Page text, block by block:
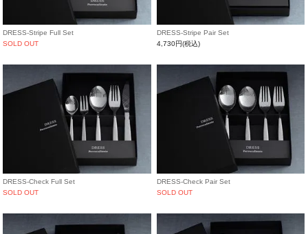
DRESS-Stripe Full Set
SOLD OUT
DRESS-Stripe Pair Set
4,730円(税込)
DRESS-Check Full Set
SOLD OUT
DRESS-Check Pair Set
SOLD OUT